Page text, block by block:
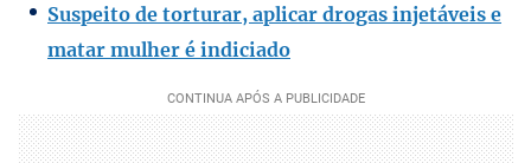
Suspeito de torturar, aplicar drogas injetáveis e
matar mulher é indiciado